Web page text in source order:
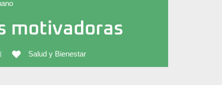
motivadoras
Salud y Bienestar